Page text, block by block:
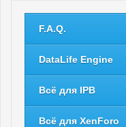
F.A.Q.
DataLife Engine
Всё для IPB
Всё для XenForo